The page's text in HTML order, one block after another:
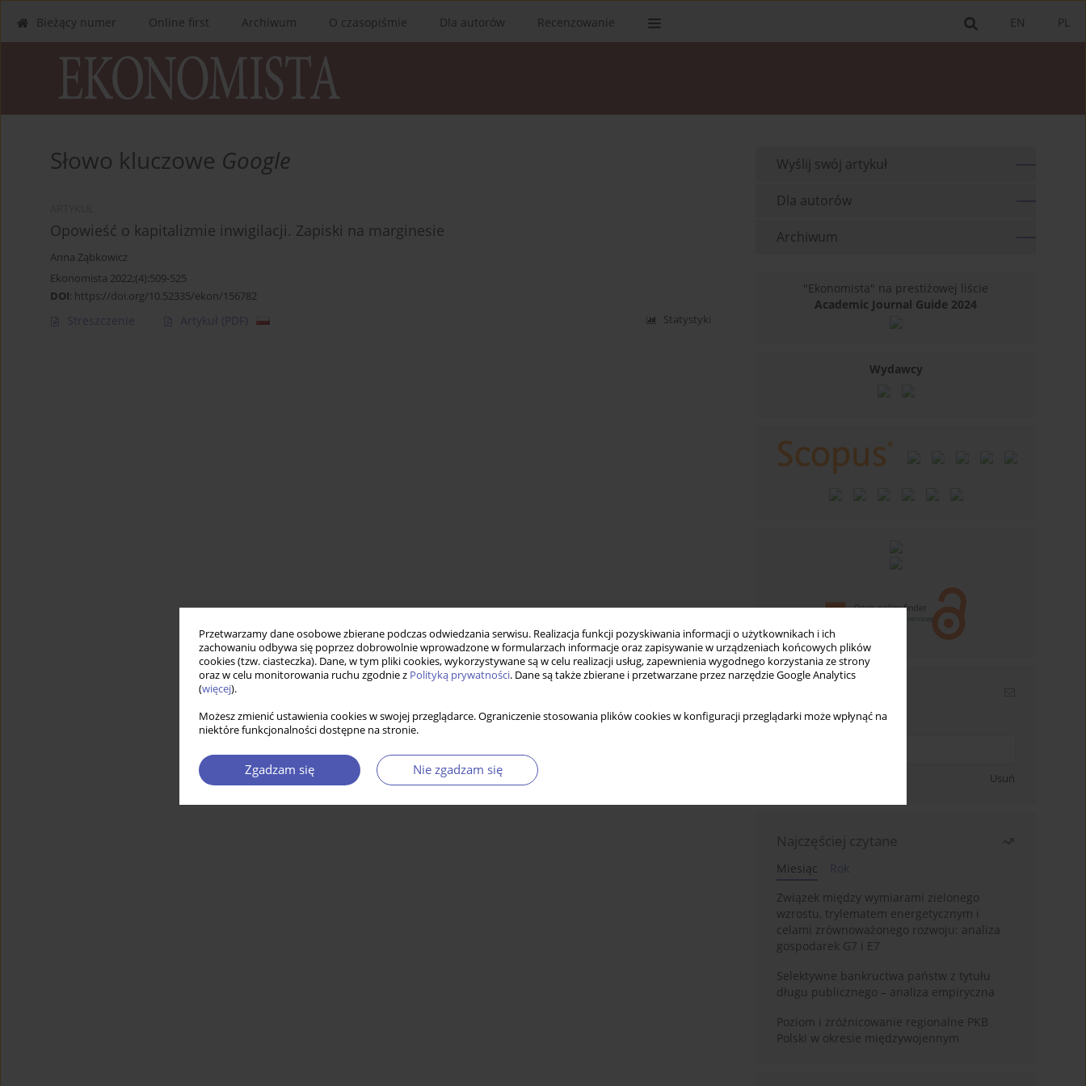
Przetwarzamy dane osobowe zbierane podczas odwiedzania serwisu. Realizacja funkcji pozyskiwania informacji o użytkownikach i ich
zachowaniu odbywa się poprzez dobrowolnie wprowadzone w formularzach informacje oraz zapisywanie w urządzeniach końcowych plików
cookies (tzw. ciasteczka). Dane, w tym pliki cookies, wykorzystywane są w celu realizacji usług, zapewnienia wygodnego korzystania ze strony
oraz w celu monitorowania ruchu zgodnie z Polityką prywatności. Dane są także zbierane i przetwarzane przez narzędzie Google Analytics
(więcej).
Możesz zmienić ustawienia cookies w swojej przeglądarce. Ograniczenie stosowania plików cookies w konfiguracji przeglądarki może wpłynąć na
niektóre funkcjonalności dostępne na stronie.
Zgadzam się Nie zgadzam się
PL
EN
Bieżący numer Online first Archiwum O czasopiśmie Dla autorów Recenzowanie
Słowo kluczowe Google
Opowieść o kapitalizmie inwigilacji. Zapiski na marginesie
Anna Ząbkowicz
Ekonomista 2022;(4):509-525
DOI: https://doi.org/10.52335/ekon/156782
Streszczenie Artykuł (PDF) Statystyki
Wyślij swój artykuł
Dla autorów
Archiwum
"Ekonomista" na prestiżowej liście
Academic Journal Guide 2024
Wydawcy
Wpisz swój adres email
Usuń
Najczęściej czytane
Miesiąc
Związek między wymiarami zielonego
wzrostu, trylematem energetycznym i
celami zrównoważonego rozwoju: analiza
gospodarek G7 i E7
Selektywne bankructwa państw z tytułu
długu publicznego – analiza empiryczna
Poziom i zróżnicowanie regionalne PKB
Polski w okresie międzywojennym